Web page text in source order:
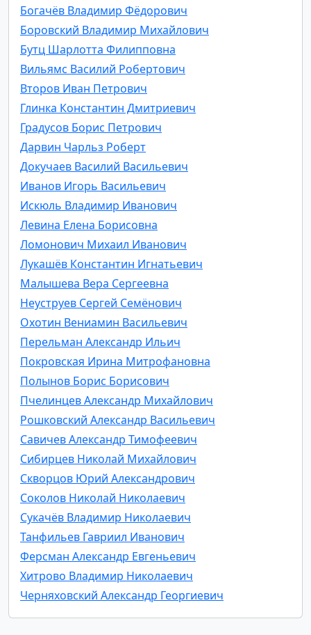
Богачёв Владимир Фёдорович
Боровский Владимир Михайлович
Бутц Шарлотта Филипповна
Вильямс Василий Робертович
Второв Иван Петрович
Глинка Константин Дмитриевич
Градусов Борис Петрович
Дарвин Чарльз Роберт
Докучаев Василий Васильевич
Иванов Игорь Васильевич
Искюль Владимир Иванович
Левина Елена Борисовна
Ломонович Михаил Иванович
Лукашёв Константин Игнатьевич
Малышева Вера Сергеевна
Неуструев Сергей Семёнович
Охотин Вениамин Васильевич
Перельман Александр Ильич
Покровская Ирина Митрофановна
Полынов Борис Борисович
Пчелинцев Александр Михайлович
Рошковский Александр Васильевич
Савичев Александр Тимофеевич
Сибирцев Николай Михайлович
Скворцов Юрий Александрович
Соколов Николай Николаевич
Сукачёв Владимир Николаевич
Танфильев Гавриил Иванович
Ферсман Александр Евгеньевич
Хитрово Владимир Николаевич
Черняховский Александр Георгиевич